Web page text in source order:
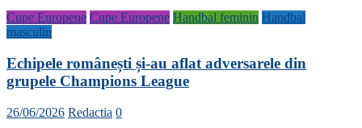
Cupe Europene Cupe Europene Handbal feminin Handbal
masculin
Echipele românești și-au aflat adversarele din
grupele Champions League
26/06/2026 Redactia 0